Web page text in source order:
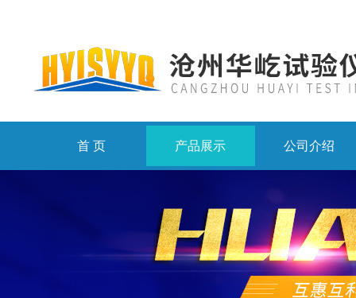
首 页 产品展示 公司介绍